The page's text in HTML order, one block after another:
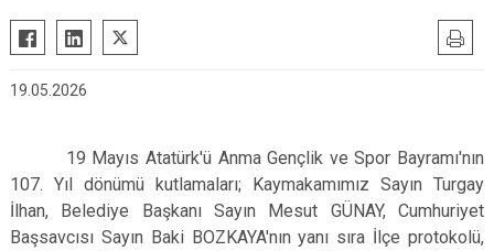
Fethiye
19.05.2026
19 Mayıs Atatürk'ü Anma Gençlik ve Spor Bayramı'nın
107. Yıl dönümü kutlamaları; Kaymakamımız Sayın Turgay
İlhan, Belediye Başkanı Sayın Mesut GÜNAY, Cumhuriyet
Başsavcısı Sayın Baki BOZKAYA'nın yanı sıra İlçe protokolü,